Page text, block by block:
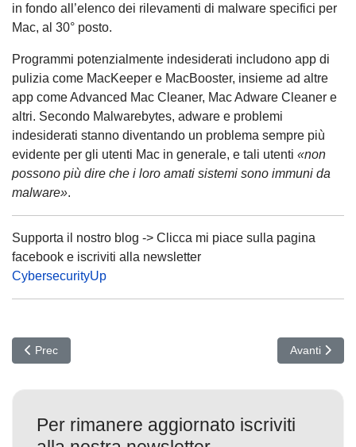
in fondo all’elenco dei rilevamenti di malware specifici per
Mac, al 30° posto.
Programmi potenzialmente indesiderati includono app di
pulizia come MacKeeper e MacBooster, insieme ad altre
app come Advanced Mac Cleaner, Mac Adware Cleaner e
altri. Secondo Malwarebytes, adware e problemi
indesiderati stanno diventando un problema sempre più
evidente per gli utenti Mac in generale, e tali utenti «non
possono più dire che i loro amati sistemi sono immuni da
malware».
Supporta il nostro blog -> Clicca mi piace sulla pagina
facebook e iscriviti alla newsletter
CybersecurityUp
Articolo precedente: VRP, il programma di Google per pagare gli
Prec Articolo
Avanti
Per rimanere aggiornato iscriviti